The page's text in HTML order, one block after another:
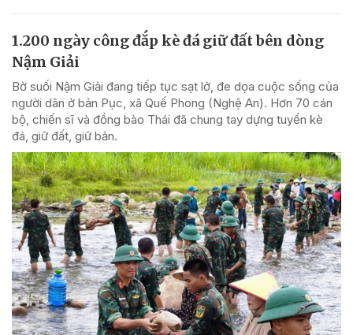
1.200 ngày công đắp kè đá giữ đất bên dòng
Nậm Giải
Bờ suối Nậm Giải đang tiếp tục sạt lở, đe dọa cuộc sống của
người dân ở bản Pục, xã Quế Phong (Nghệ An). Hơn 70 cán
bộ, chiến sĩ và đồng bào Thái đã chung tay dựng tuyến kè
đá, giữ đất, giữ bản.